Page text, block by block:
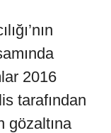
2016
tarafından
gözaltına